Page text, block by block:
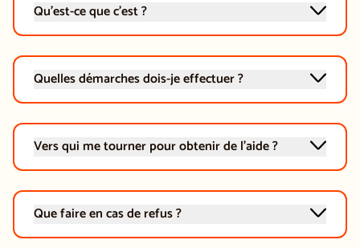
Qu'est-ce que c'est ?
Quelles démarches dois-je effectuer ?
Vers qui me tourner pour obtenir de l'aide ?
Que faire en cas de refus ?